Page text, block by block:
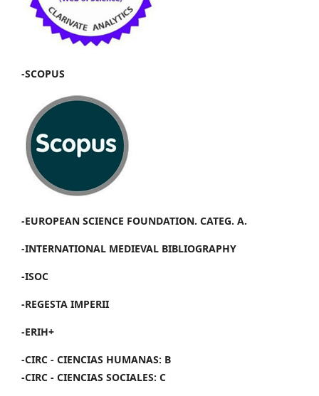
-SCOPUS
-EUROPEAN SCIENCE FOUNDATION. CATEG. A.
-INTERNATIONAL MEDIEVAL BIBLIOGRAPHY
-ISOC
-REGESTA IMPERII
-ERIH+
-CIRC - CIENCIAS HUMANAS: B
-CIRC - CIENCIAS SOCIALES: C